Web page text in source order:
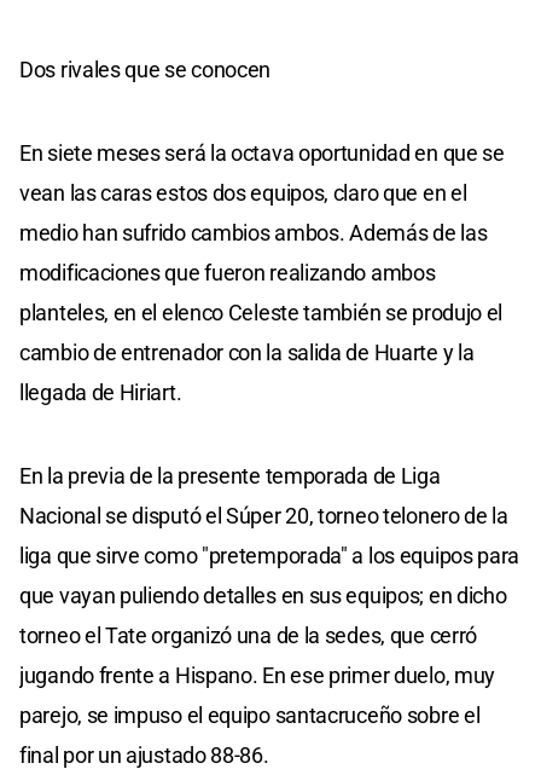
Dos rivales que se conocen
En siete meses será la octava oportunidad en que se
vean las caras estos dos equipos, claro que en el
medio han sufrido cambios ambos. Además de las
modificaciones que fueron realizando ambos
planteles, en el elenco Celeste también se produjo el
cambio de entrenador con la salida de Huarte y la
llegada de Hiriart.
En la previa de la presente temporada de Liga
Nacional se disputó el Súper 20, torneo telonero de la
liga que sirve como "pretemporada" a los equipos para
que vayan puliendo detalles en sus equipos; en dicho
torneo el Tate organizó una de la sedes, que cerró
jugando frente a Hispano. En ese primer duelo, muy
parejo, se impuso el equipo santacruceño sobre el
final por un ajustado 88-86.